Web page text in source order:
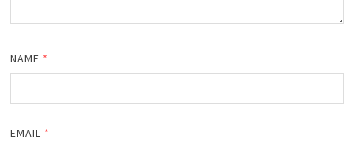
NAME *
EMAIL *